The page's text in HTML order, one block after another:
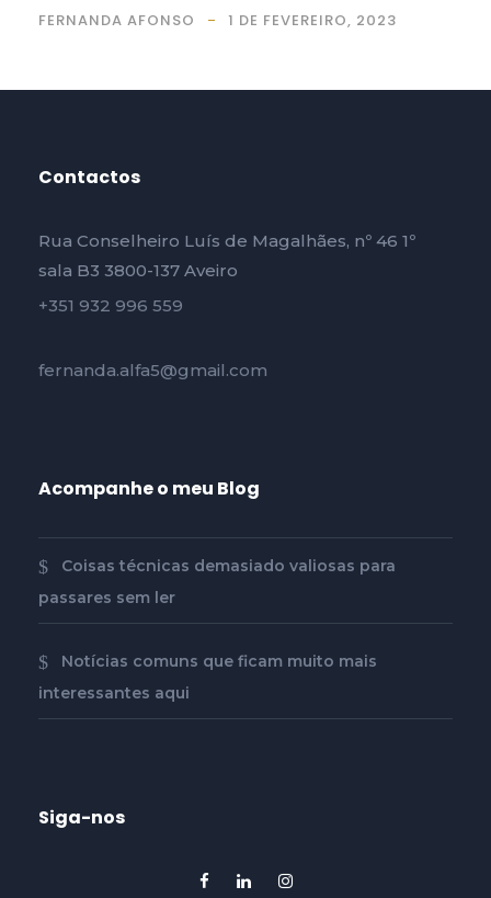
FERNANDA AFONSO 1 DE FEVEREIRO, 2023
Contactos
Rua Conselheiro Luís de Magalhães, nº 46 1º
sala B3 3800-137 Aveiro
+351 932 996 559
fernanda.alfa5@gmail.com
Acompanhe o meu Blog
Coisas técnicas demasiado valiosas para
passares sem ler
Notícias comuns que ficam muito mais
interessantes aqui
Siga-nos